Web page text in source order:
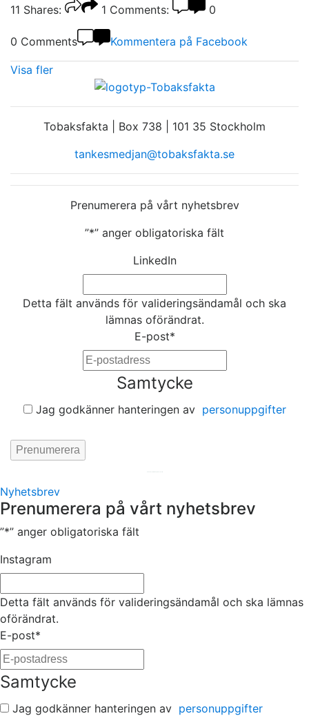
11 Shares: 1 Comments: 0
0 Comments Kommentera på Facebook
Visa fler
Tobaksfakta | Box 738 | 101 35 Stockholm
tankesmedjan@tobaksfakta.se
Prenumerera på vårt nyhetsbrev
”*” anger obligatoriska fält
LinkedIn
Detta fält används för valideringsändamål och ska
lämnas oförändrat.
E-post*
Samtycke
Jag godkänner hanteringen av personuppgifter
Nyhetsbrev
Prenumerera på vårt nyhetsbrev
”*” anger obligatoriska fält
Instagram
Detta fält används för valideringsändamål och ska lämnas
oförändrat.
E-post*
Samtycke
Jag godkänner hanteringen av personuppgifter